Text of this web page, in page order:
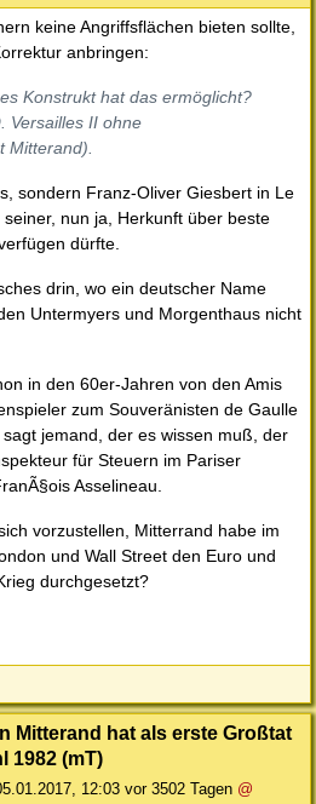
keine Angriffsflächen bieten sollte,
anbringen:
Konstrukt hat das ermöglicht?
Versailles II ohne
Mitterand).
sondern Franz-Oliver Giesbert in Le
nun ja, Herkunft über beste
dürfte.
drin, wo ein deutscher Name
Untermyers und Morgenthaus nicht
in den 60er-Jahren von den Amis
zum Souveränisten de Gaulle
jemand, der es wissen muß, der
für Steuern im Pariser
Asselineau.
vorzustellen, Mitterrand habe im
und Wall Street den Euro und
durchgesetzt?
Mitterand hat als erste Großtat
1982 (mT)
12:03 vor 3502 Tagen @